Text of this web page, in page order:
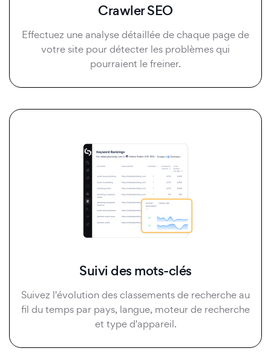
Crawler SEO
Effectuez une analyse détaillée de chaque page de
votre site pour détecter les problèmes qui
pourraient le freiner.
Suivi des mots-clés
Suivez l'évolution des classements de recherche au
fil du temps par pays, langue, moteur de recherche
et type d'appareil.